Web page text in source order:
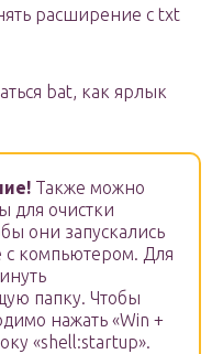
расширение с txt
bat, как ярлык
Также можно
для очистки
они запускались
с компьютером. Для
папку. Чтобы
нажать «Win +
«shell:startup».